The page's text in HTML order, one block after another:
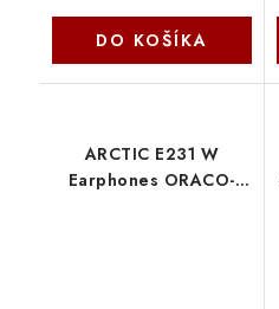
DO KOŠÍKA
ARCTIC E231 W
Earphones ORACO-